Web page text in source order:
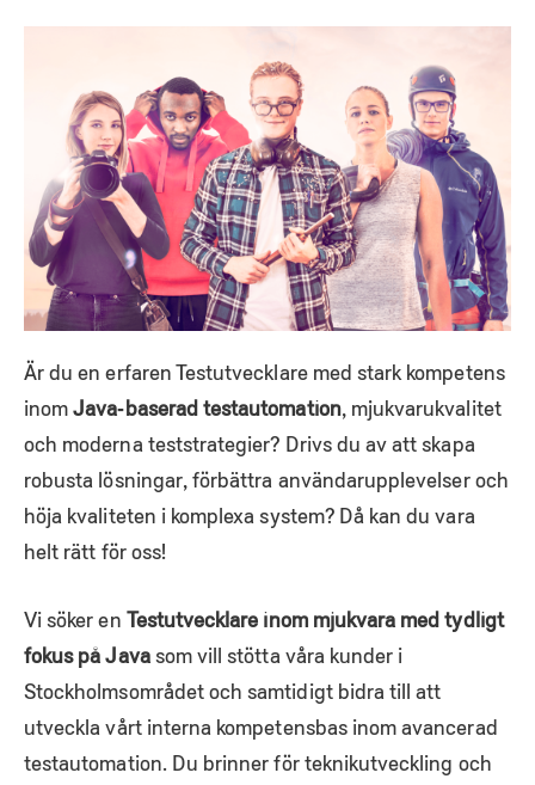
Är du en erfaren Testutvecklare med stark kompetens
inomJava‑baserad testautomation, mjukvarukvalitet
och moderna teststrategier? Drivs du av att skapa
robusta lösningar, förbättra användarupplevelser och
höja kvaliteten i komplexa system? Då kan du vara
helt rätt för oss!
Vi söker en Testutvecklare inom mjukvara med tydligt
fokus på Javasom vill stötta våra kunder i
Stockholmsområdet och samtidigt bidra till att
utveckla vårt interna kompetensbas inom avancerad
testautomation. Du brinner för teknikutveckling och